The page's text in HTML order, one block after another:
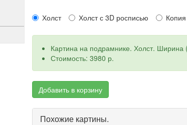
Холст Холст с 3D росписью
Картина на подрамнике. Холст. Ширина
Стоимость: 3980 р.
Добавить в корзину
Похожие картины.